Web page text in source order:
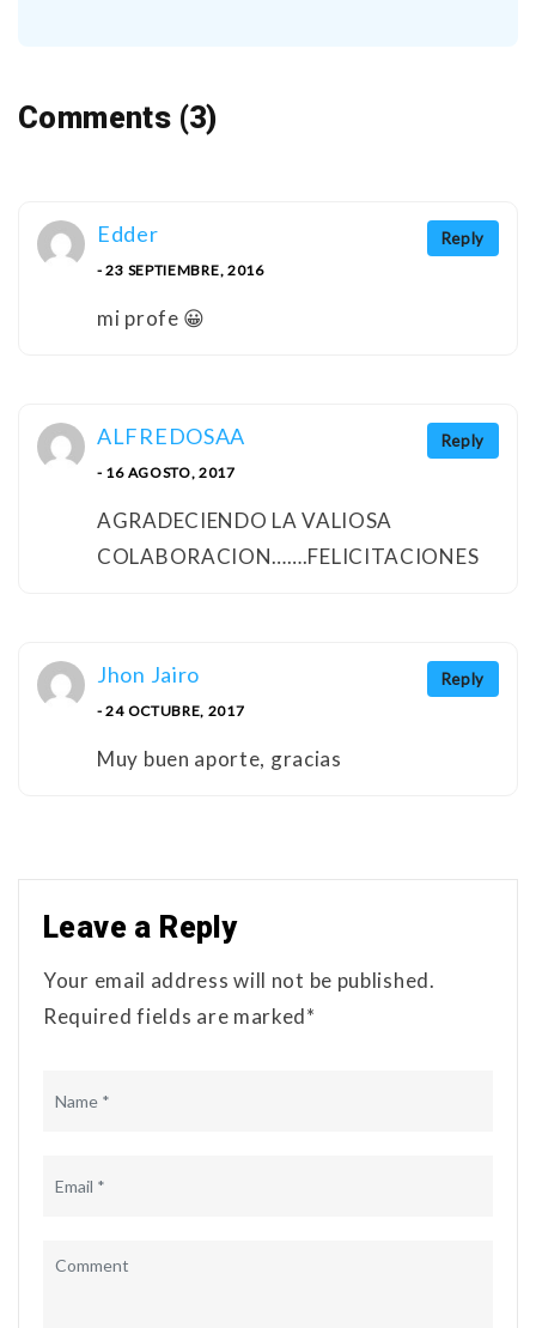
Comments (3)
Reply
Edder
- 23 SEPTIEMBRE, 2016
mi profe 😀
Reply
ALFREDOSAA
- 16 AGOSTO, 2017
AGRADECIENDO LA VALIOSA
COLABORACION…….FELICITACIONES
Reply
Jhon Jairo
- 24 OCTUBRE, 2017
Muy buen aporte, gracias
Leave a Reply
Your email address will not be published.
Required fields are marked*